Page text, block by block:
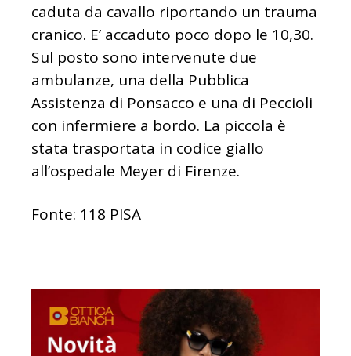
caduta da cavallo riportando un trauma
cranico. E’ accaduto poco dopo le 10,30.
Sul posto sono intervenute due
ambulanze, una della Pubblica
Assistenza di Ponsacco e una di Peccioli
con infermiere a bordo. La piccola è
stata trasportata in codice giallo
all’ospedale Meyer di Firenze.
Fonte: 118 PISA